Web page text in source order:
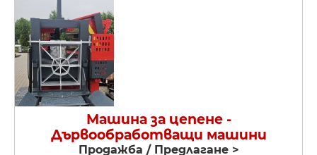
Машина за цепене -
Дървообработващи машини
Продажба / Предлагане >